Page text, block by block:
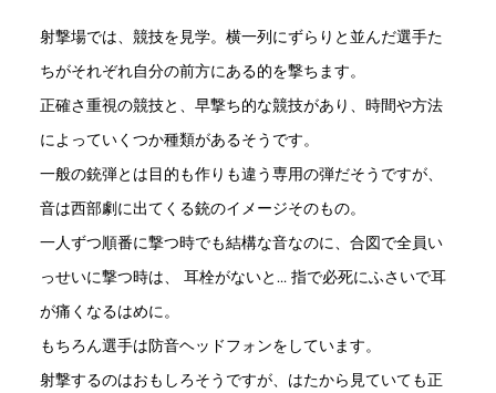
射撃場では、競技を見学。横一列にずらりと並んだ選手た
ちがそれぞれ自分の前方にある的を撃ちます。
正確さ重視の競技と、早撃ち的な競技があり、時間や方法
によっていくつか種類があるそうです。
一般の銃弾とは目的も作りも違う専用の弾だそうですが、
音は西部劇に出てくる銃のイメージそのもの。
一人ずつ順番に撃つ時でも結構な音なのに、合図で全員い
っせいに撃つ時は、 耳栓がないと… 指で必死にふさいで耳
が痛くなるはめに。
もちろん選手は防音ヘッドフォンをしています。
射撃するのはおもしろそうですが、はたから見ていても正